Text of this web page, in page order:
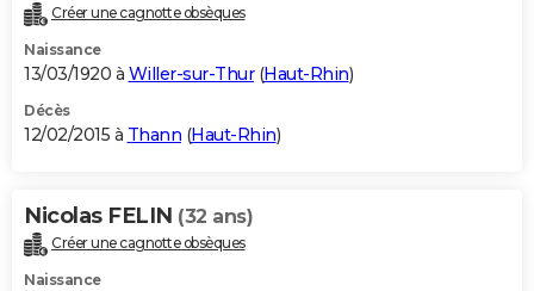
Créer une cagnotte obsèques
Naissance
13/03/1920 à Willer-sur-Thur(Haut-Rhin)
Décès
12/02/2015 à Thann (Haut-Rhin)
Nicolas FELIN (32 ans)
Créer une cagnotte obsèques
Naissance